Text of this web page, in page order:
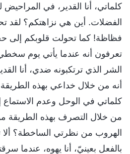
كلماتي، أنا القدير، في
الفضلات. أين هي نزاهتكم؟ لقد
فظاظة! كما تحولت قلوبكم إلى
تعرفون أنه عندما يأتي يوم
الشر الذي ترتكبونه ضدي، أنا
أنه من خلال خداعي بهذه
كلماتي في الوحل وعدم الاستماع
من خلال التصرف بهذه
الهروب من نظرتي الساخطة؟ ألا
بالفعل بعينيّ، أنا يهوه، عندما